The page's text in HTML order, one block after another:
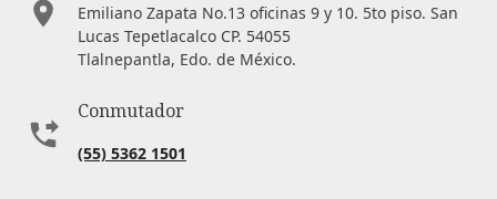
Emiliano Zapata No.13 oficinas 9 y 10. 5to piso. San
Lucas Tepetlacalco CP. 54055
Tlalnepantla, Edo. de México.
Conmutador
(55) 5362 1501